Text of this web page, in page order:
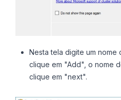
Nesta tela digite um
clique em "Add", o nome
clique em "next".